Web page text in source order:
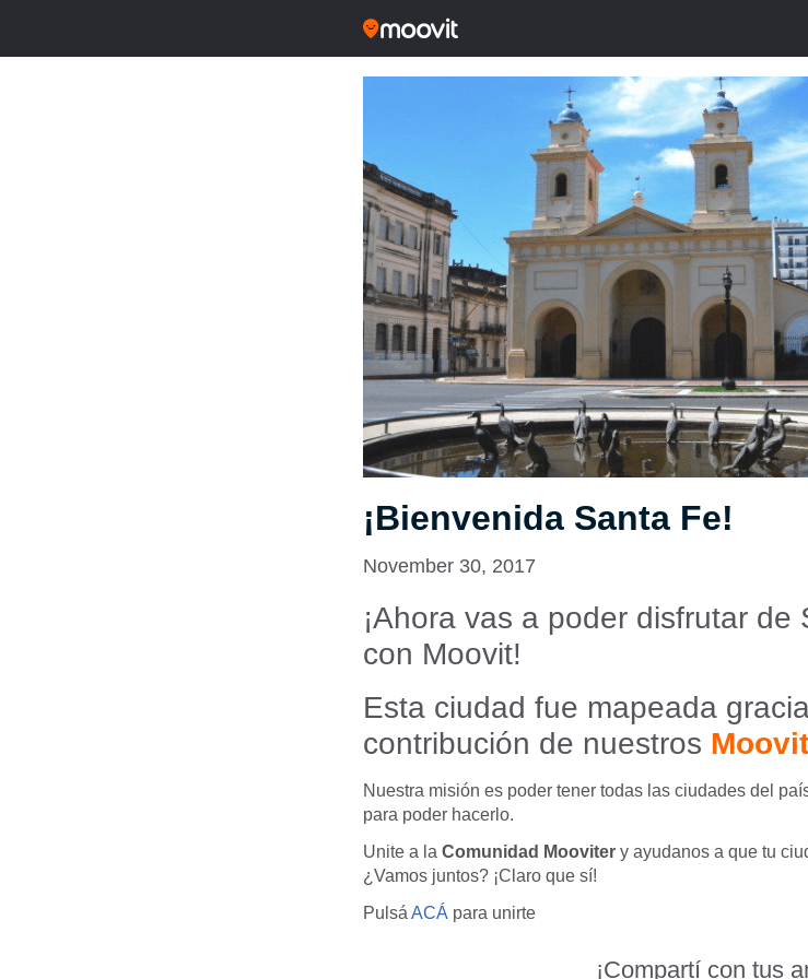
¡Bienvenida Santa Fe!
November 30, 2017
¡Ahora vas a poder disfrutar de
con Moovit!
Esta ciudad fue mapeada
contribución de nuestros
Nuestra misión es poder tener todas las ciudades del
para poder hacerlo.
Unite a la Comunidad Mooviter y ayudanos a que tu
¿Vamos juntos? ¡Claro que sí!
Pulsá ACÁ para unirte
¡Compartí con tus